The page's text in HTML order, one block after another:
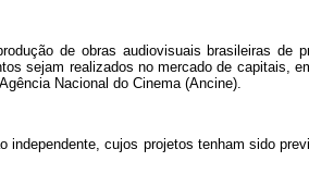
de obras audiovisuais brasileiras de
sejam realizados no mercado de capitais,
Nacional do Cinema (Ancine).
independente, cujos projetos tenham sido